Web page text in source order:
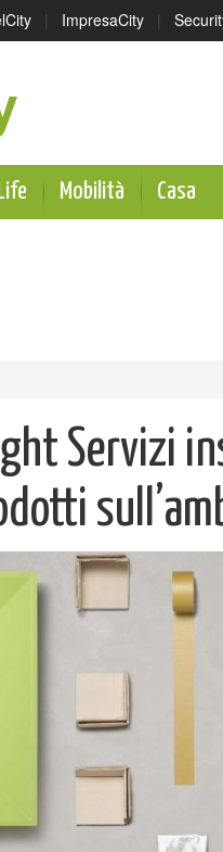
| ImpresaCity |
Mobilità Casa
Servizi